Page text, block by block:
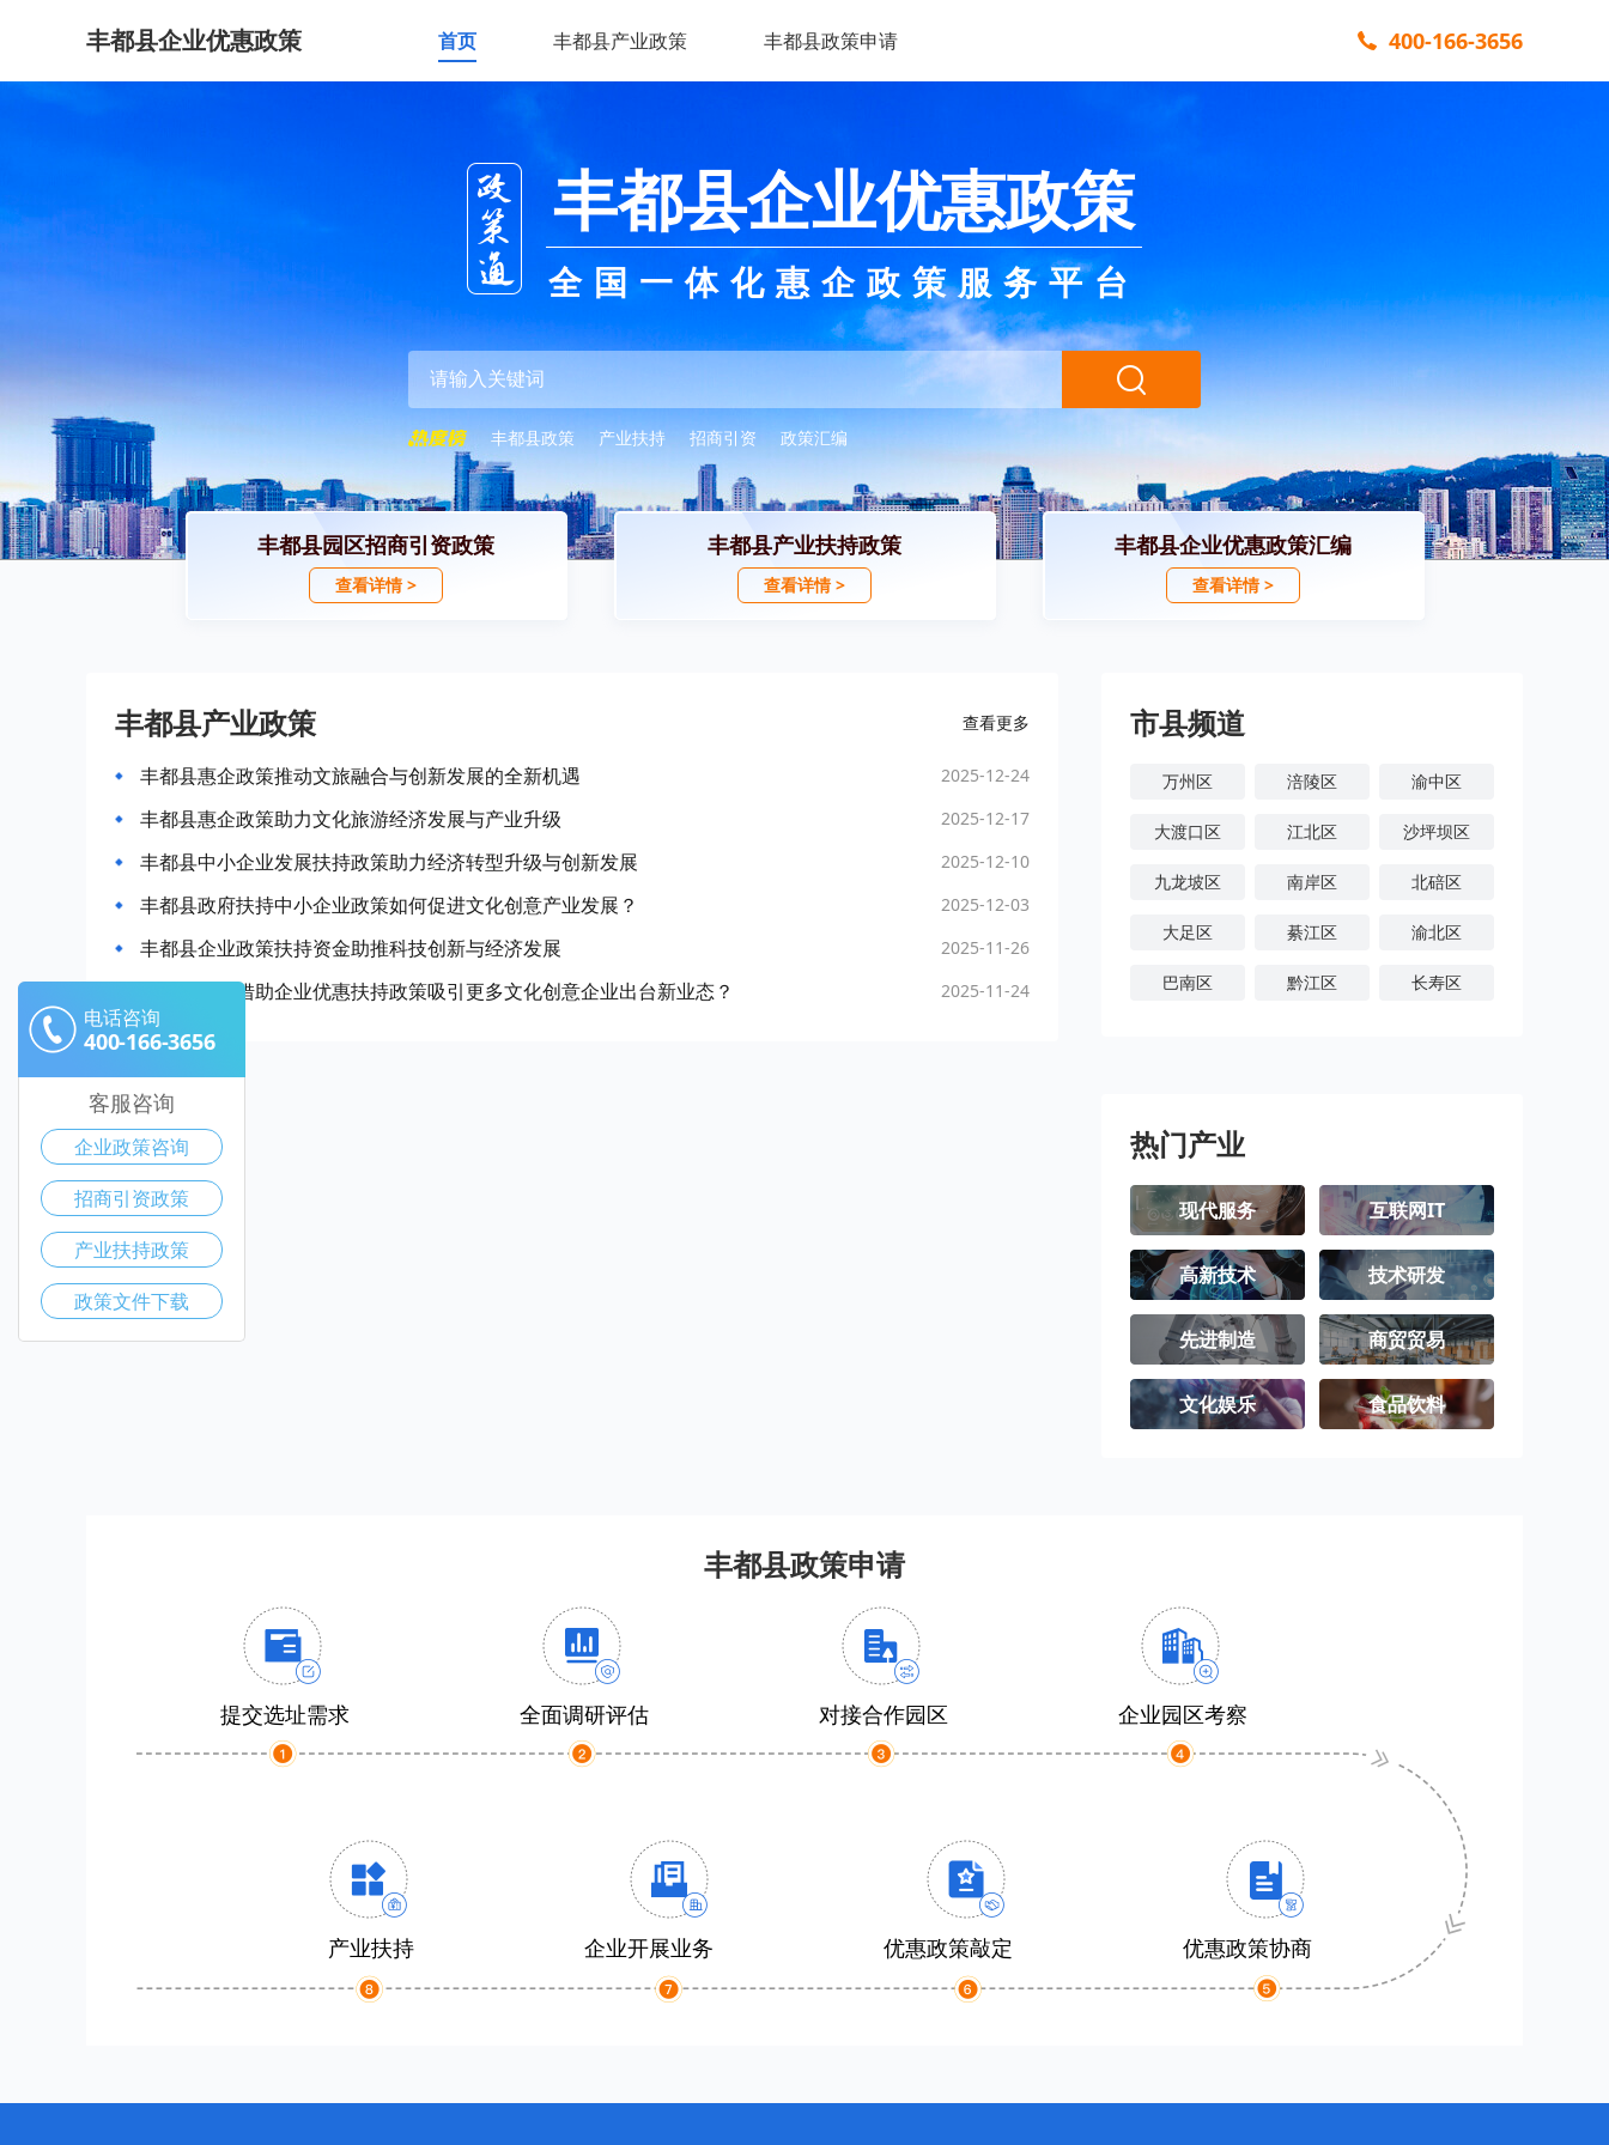
丰都县企业优惠政策 首页 丰都县产业政策 丰都县政策申请 400-166-3656
丰都县企业优惠政策
全国一体化惠企政策服务平台
丰都县政策 产业扶持 招商引资 政策汇编
丰都县园区招商引资政策
查看详情 >
丰都县产业扶持政策
查看详情 >
丰都县企业优惠政策汇编
查看详情 >
丰都县产业政策 查看更多
丰都县惠企政策推动文旅融合与创新发展的全新机遇 2025-12-24
丰都县惠企政策助力文化旅游经济发展与产业升级 2025-12-17
丰都县中小企业发展扶持政策助力经济转型升级与创新发展 2025-12-10
丰都县政府扶持中小企业政策如何促进文化创意产业发展？ 2025-12-03
丰都县企业政策扶持资金助推科技创新与经济发展 2025-11-26
丰都县如何借助企业优惠扶持政策吸引更多文化创意企业出台新业态？ 2025-11-24
市县频道
万州区 涪陵区 渝中区
大渡口区 江北区 沙坪坝区
九龙坡区 南岸区 北碚区
大足区 綦江区 渝北区
巴南区 黔江区 长寿区
丰都县
忠县 开州区 云阳县
奉节县 巫山县 巫溪县
石柱土家族自
治县
秀山土家族苗
族自治县
酉阳土家族苗
族自治县
彭水苗族土家
族自治县
江津区 合川区
永川区 南川区
热门产业
现代服务 互联网IT
高新技术 技术研发
先进制造 商贸贸易
文化娱乐 食品饮料
丰都县政策申请
提交选址需求 全面调研评估 对接合作园区 企业园区考察
产业扶持 企业开展业务 优惠政策敲定 优惠政策协商
电话咨询
400-166-3656
客服咨询
企业政策咨询
招商引资政策
产业扶持政策
政策文件下载